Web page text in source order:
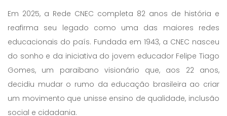
Em 2025, a Rede CNEC completa 82 anos de história e
reafirma seu legado como uma das maiores redes
educacionais do país. Fundada em 1943, a CNEC nasceu
do sonho e da iniciativa do jovem educador Felipe Tiago
Gomes, um paraibano visionário que, aos 22 anos,
decidiu mudar o rumo da educação brasileira ao criar
um movimento que unisse ensino de qualidade, inclusão
social e cidadania.